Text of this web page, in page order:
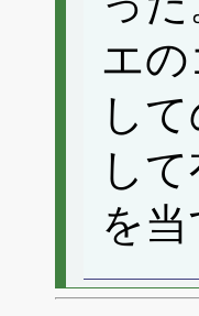
エ
し
し
を当